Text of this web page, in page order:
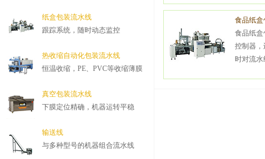
纸盒包装流水线
跟踪系统，随时动态监控
热收缩自动化包装流水线
恒温收缩，PE、PVC等收缩薄膜
真空包装流水线
下膜定位精确，机器运转平稳
输送线
与多种型号的机器组合流水线
食品纸盒
食品纸盒
控制器
时对流